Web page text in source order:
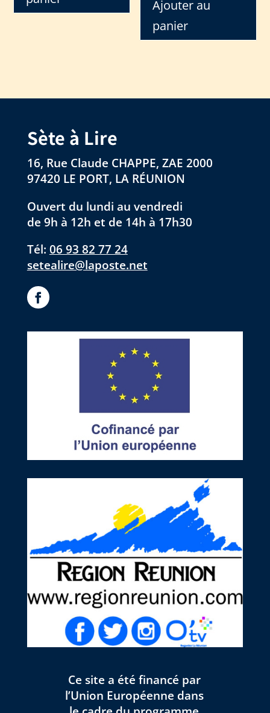
Ajouter au
panier
Sète à Lire
16, Rue Claude CHAPPE, ZAE 2000
97420 LE PORT, LA RÉUNION
Ouvert du lundi au vendredi
de 9h à 12h et de 14h à 17h30
Tél: 06 93 82 77 24
setealire@laposte.net
Ce site a été financé par
l’Union Européenne dans